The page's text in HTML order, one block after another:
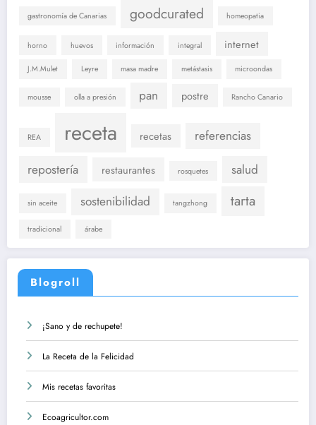
gastronomía de Canarias goodcurated homeopatia
horno huevos información integral internet
J.M.Mulet Leyre masa madre metástasis microondas
mousse olla a presión pan postre Rancho Canario
REA receta recetas
referencias
repostería
restaurantes rosquetes salud
sin aceite sostenibilidad tangzhong tarta
tradicional árabe
Blogroll
¡Sano y de rechupete!
La Receta de la Felicidad
Mis recetas favoritas
Ecoagricultor.com